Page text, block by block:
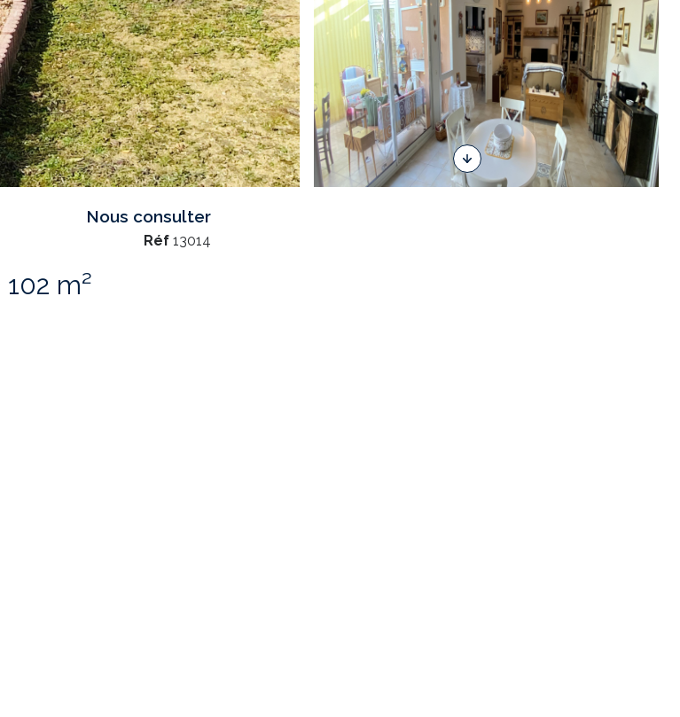
Maison 3 pièce(s) 2 chambre(s) 102 m²
Nous consulter
Réf 13014